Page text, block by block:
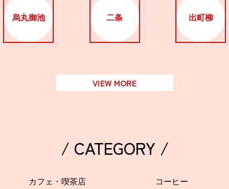
烏丸御池 二条 出町柳
VIEW MORE
/ CATEGORY /
カフェ・喫茶店 コーヒー